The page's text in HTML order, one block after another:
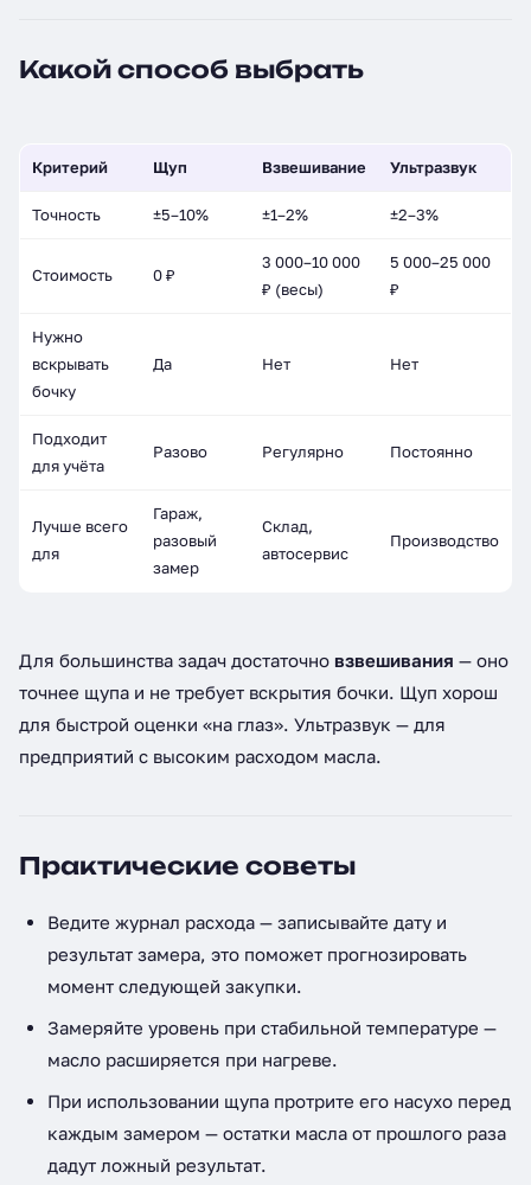
Какой способ выбрать
Критерий Щуп Взвешивание Ультразвук
Точность ±5–10% ±1–2% ±2–3%
Стоимость 0 ₽
3 000–10 000
₽ (весы)
5 000–25 000
₽
Нужно
вскрывать
бочку
Да Нет Нет
Подходит
для учёта
Разово Регулярно Постоянно
Лучше всего
для
Гараж,
разовый
замер
Склад,
автосервис
Производство
Для большинства задач достаточно взвешивания — оно
точнее щупа и не требует вскрытия бочки. Щуп хорош
для быстрой оценки «на глаз». Ультразвук — для
предприятий с высоким расходом масла.
Практические советы
Ведите журнал расхода — записывайте дату и
результат замера, это поможет прогнозировать
момент следующей закупки.
Замеряйте уровень при стабильной температуре —
масло расширяется при нагреве.
При использовании щупа протрите его насухо перед
каждым замером — остатки масла от прошлого раза
дадут ложный результат.